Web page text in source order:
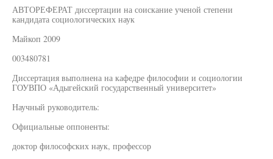
АВТОРЕФЕРАТ диссертации на соискание ученой степени
кандидата социологических наук
Майкоп 2009
003480781
Диссертация выполнена на кафедре философии и социологии
ГОУВПО «Адыгейский государственный университет»
Научный руководитель:
Официальные оппоненты:
доктор философских наук, профессор